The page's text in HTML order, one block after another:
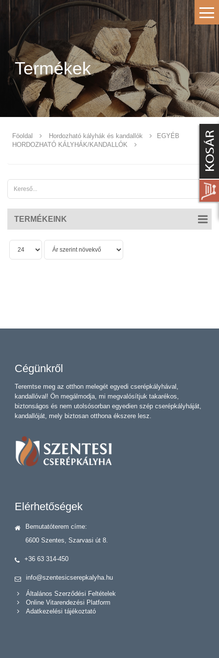
Termékek
Föoldal Hordozható kályhák és kandallók
EGYÉB
HORDOZHATÓ KÁLYHÁK/KANDALLÓK
TERMÉKEINK
Cégünkről
Teremtse meg az otthon melegét egyedi cserépkályhával,
kandallóval! Ön megálmodja, mi megvalósítjuk takarékos,
biztonságos és nem utolsósorban egyedien szép cserépkályháját,
kandallóját, mely biztosan otthona ékszere lesz.
Elérhetőségek
Bemutatóterem címe:
6600 Szentes, Szarvasi út 8.
+36 63 314-450
info@szentesicserepkalyha.hu
Általános Szerződési Feltételek
Online Vitarendezési Platform
Adatkezelési tájékoztató